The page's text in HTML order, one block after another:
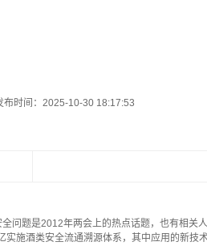
时间：2025-10-30 18:17:53
题是2012年两会上的热点话题，也有相关
实施酒类安全流通溯源体系，其中应用的新技术